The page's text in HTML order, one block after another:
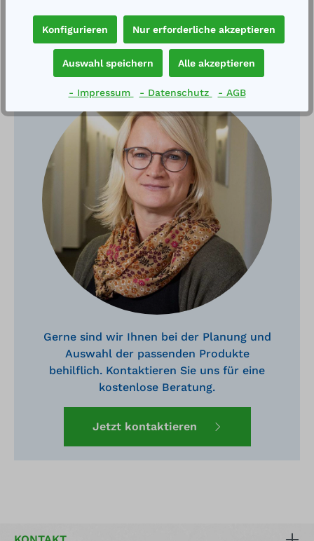
Haben Sie Fragen?
Gerne sind wir Ihnen bei der Planung und
Auswahl der passenden Produkte
behilflich. Kontaktieren Sie uns für eine
kostenlose Beratung.
Jetzt kontaktieren
Konfigurieren Nur erforderliche akzeptieren
Auswahl speichern Alle akzeptieren
- Impressum - Datenschutz - AGB